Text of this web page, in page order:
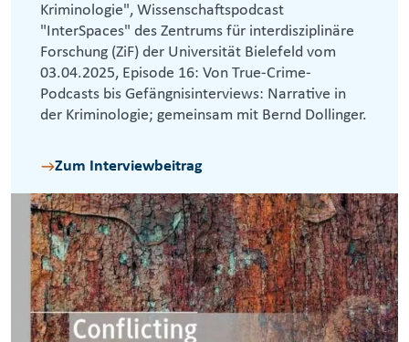
Kriminologie", Wissenschaftspodcast
"InterSpaces" des Zentrums für interdisziplinäre
Forschung (ZiF) der Universität Bielefeld vom
03.04.2025, Episode 16: Von True-Crime-
Podcasts bis Gefängnisinterviews: Narrative in
der Kriminologie; gemeinsam mit Bernd Dollinger.
Zum Interviewbeitrag